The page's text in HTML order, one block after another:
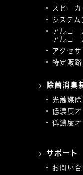
スピー
システム
アルコー
アルコ
アクセ
特定販
除菌消臭
光触媒
低濃度
低濃度
サポート
お問い